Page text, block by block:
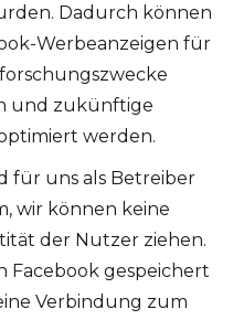
Dadurch können
Werbeanzeigen für
und zukünftige
werden.
für uns als Betreiber
wir können keine
der Nutzer ziehen.
Facebook gespeichert
Verbindung zum